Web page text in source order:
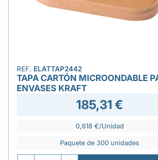
REF. ELATTAP2442
TAPA CARTÓN MICROONDABLE
ENVASES KRAFT
185,31 €
0,618 €/Unidad
Paquete de 300 unidades